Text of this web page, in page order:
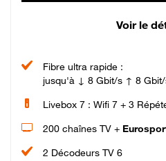
Voir le
Fibre ultra rapide :
jusqu'à ↓ 8 Gbit/s ↑ 8
Livebox 7 : Wifi 7 + 3
200 chaînes TV +
2 Décodeurs TV 6